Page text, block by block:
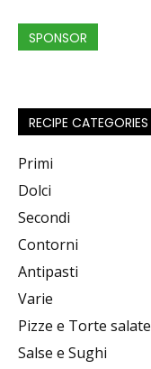
SPONSOR
RECIPE CATEGORIES
Primi
Dolci
Secondi
Contorni
Antipasti
Varie
Pizze e Torte salate
Salse e Sughi